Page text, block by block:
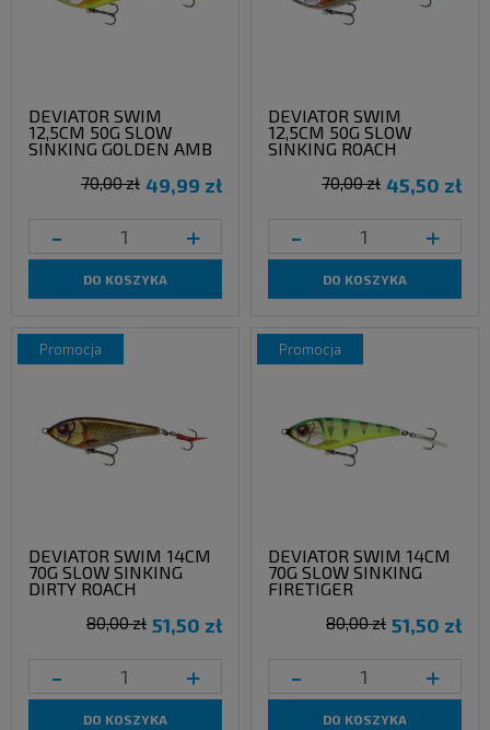
DEVIATOR SWIM
12,5CM 50G SLOW
SINKING GOLDEN AMB
49,99 zł
70,00 zł
- +
DO KOSZYKA
DEVIATOR SWIM
12,5CM 50G SLOW
SINKING ROACH
45,50 zł
70,00 zł
- +
DO KOSZYKA
DEVIATOR SWIM 14CM
70G SLOW SINKING
DIRTY ROACH
51,50 zł
80,00 zł
- +
DO KOSZYKA
promocja
DEVIATOR SWIM 14CM
70G SLOW SINKING
FIRETIGER
51,50 zł
80,00 zł
- +
DO KOSZYKA
promocja